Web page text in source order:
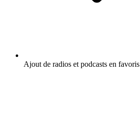
Ajout de radios et podcasts en favoris